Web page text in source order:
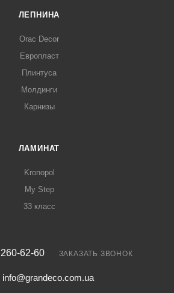
ЛЕПНИНА
Orac Decor
Европласт
Плинтуса
Молдинги
Карнизы
ЛАМИНАТ
Kronopol
My Step
33 класс
62-60 ЗАКАЗАТЬ ЗВОНОК
info@grandeco.com.ua